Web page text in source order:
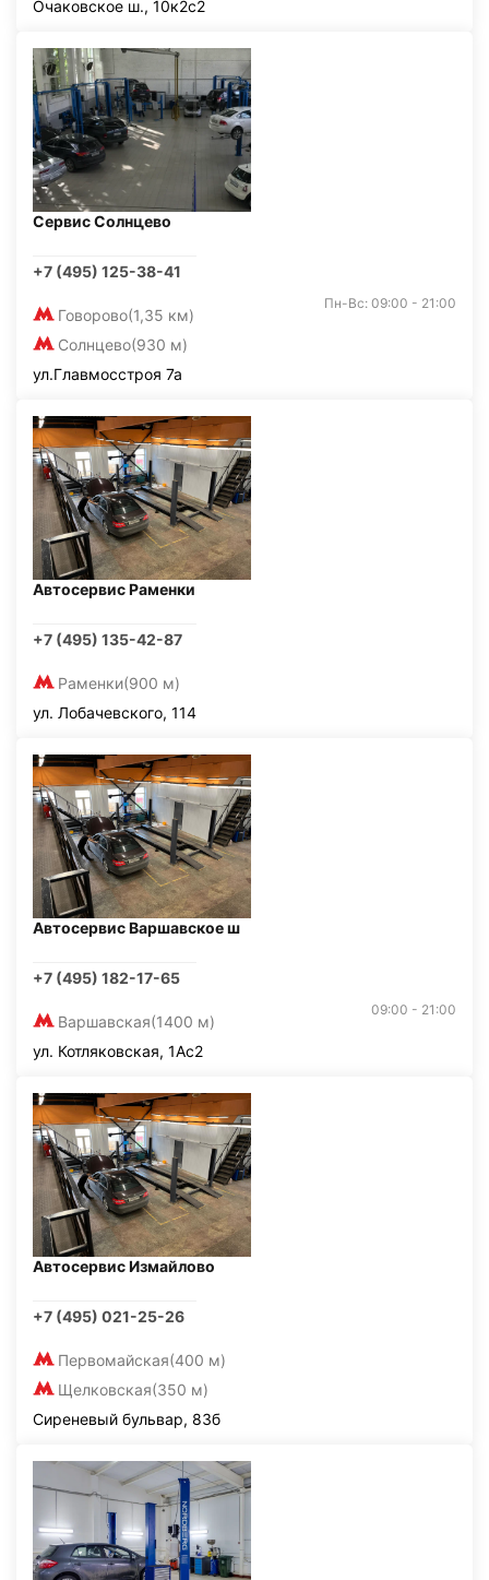
Очаковское ш., 10к2с2
Сервис Солнцево
+7 (495) 125-38-41
Говорово(1,35 км)
Солнцево(930 м)
Пн-Вс: 09:00 - 21:00
ул.Главмосстроя 7а
Автосервис Раменки
+7 (495) 135-42-87
Раменки(900 м)
ул. Лобачевского, 114
Автосервис Варшавское ш
+7 (495) 182-17-65
Варшавская(1400 м)
09:00 - 21:00
ул. Котляковская, 1Ас2
Автосервис Измайлово
+7 (495) 021-25-26
Первомайская(400 м)
Щелковская(350 м)
Сиреневый бульвар, 83б